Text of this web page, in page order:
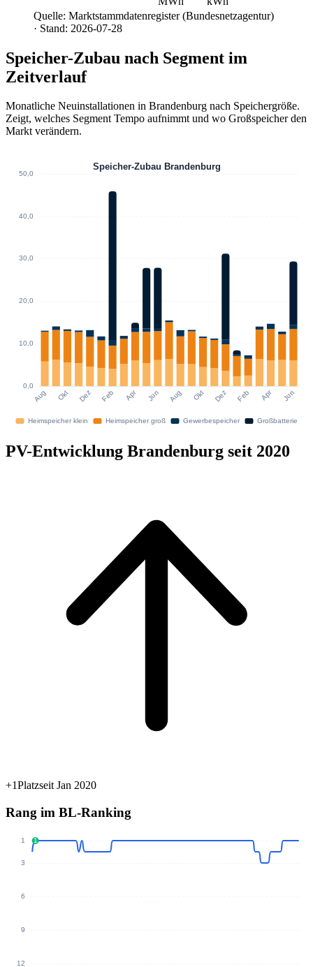
Quelle: Marktstammdatenregister (Bundesnetzagentur)
· Stand: 2026-07-28
Speicher-Zubau nach Segment im
Zeitverlauf
Monatliche Neuinstallationen in Brandenburg nach Speichergröße.
Zeigt, welches Segment Tempo aufnimmt und wo Großspeicher den
Markt verändern.
PV-Entwicklung Brandenburg seit 2020
+1Platzseit Jan 2020
Rang im BL-Ranking